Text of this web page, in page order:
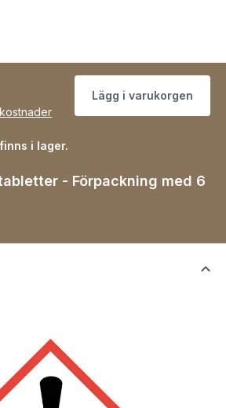
Lägg i varukorgen
i lager.
- Förpackning med 6